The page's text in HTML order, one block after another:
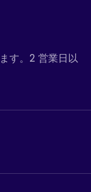
す。2 営業日以